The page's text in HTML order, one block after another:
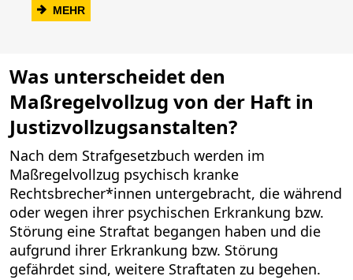
MEHR
Was unterscheidet den
Maßregelvollzug von der Haft in
Justizvollzugsanstalten?
Nach dem Strafgesetzbuch werden im
Maßregelvollzug psychisch kranke
Rechtsbrecher*innen untergebracht, die während
oder wegen ihrer psychischen Erkrankung bzw.
Störung eine Straftat begangen haben und die
aufgrund ihrer Erkrankung bzw. Störung
gefährdet sind, weitere Straftaten zu begehen.